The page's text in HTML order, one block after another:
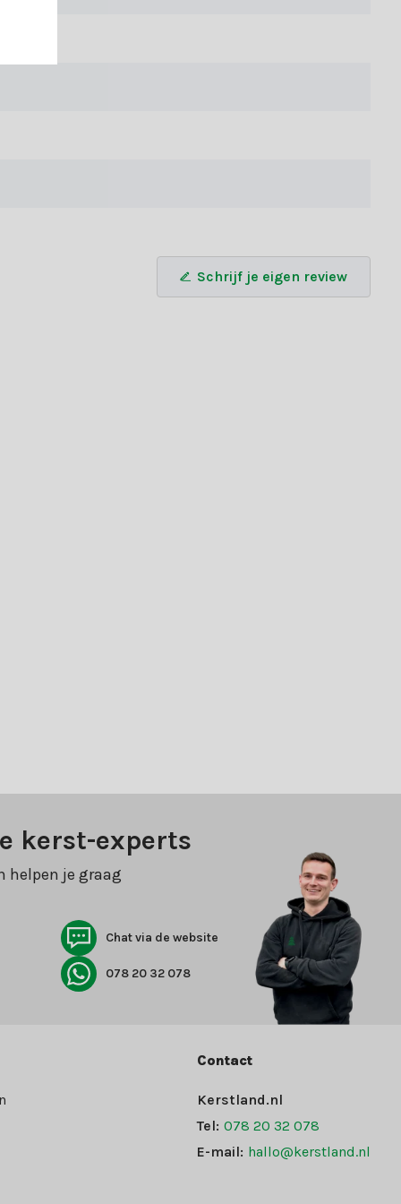
onze handige keuzegids maakt het vinden van jouw ideale
Schrijf je eigen review
kerst-experts
helpen je graag
Chat via de website
078 20 32 078
Contact
Kerstland.nl
Tel: 078 20 32 078
E-mail: hallo@kerstland.nl